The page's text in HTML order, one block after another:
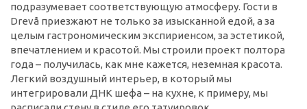
подразумевает соответствующую атмосферу. Гости в
Drevå приезжают не только за изысканной едой, а за
целым гастрономическим экспириенсом, за эстетикой,
впечатлением и красотой. Мы строили проект полтора
года – получилась, как мне кажется, неземная красота.
Легкий воздушный интерьер, в который мы
интегрировали ДНК шефа – на кухне, к примеру, мы